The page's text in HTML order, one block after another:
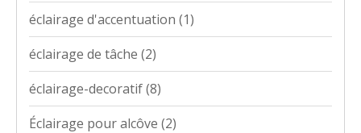
éclairage d'accentuation (1)
éclairage de tâche (2)
éclairage-decoratif(8)
Éclairage pour alcôve (2)